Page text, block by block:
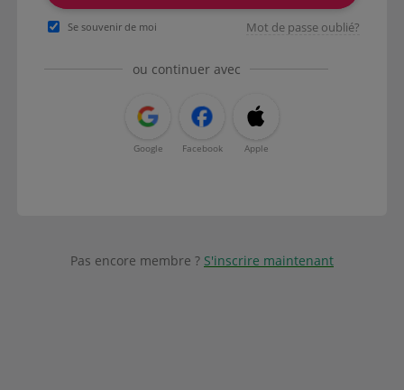
Se souvenir de moi Mot de passe oublié?
ou continuer avec
Google Facebook Apple
Pas encore membre ? S'inscrire maintenant